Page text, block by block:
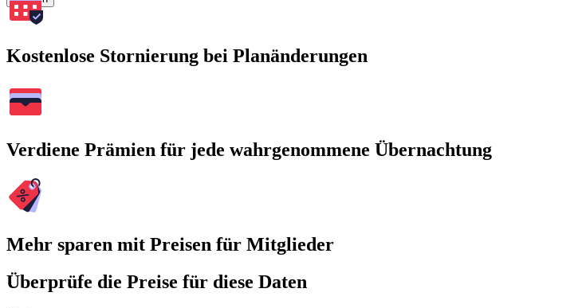
Kostenlose Stornierung bei Planänderungen
Verdiene Prämien für jede wahrgenommene Übernachtung
Mehr sparen mit Preisen für Mitglieder
Überprüfe die Preise für diese Daten